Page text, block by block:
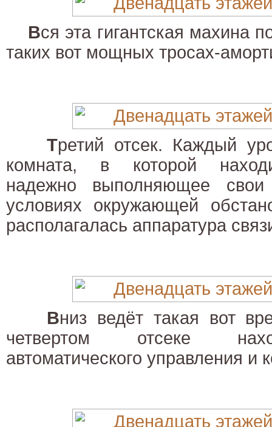
Вся эта гигантская махина
таких вот мощных тросах-
Третий отсек. Каждый
комната, в которой
надежно выполняющее
условиях окружающей
располагалась аппаратура
Вниз ведёт такая вот
четвертом отсеке
автоматического управления и